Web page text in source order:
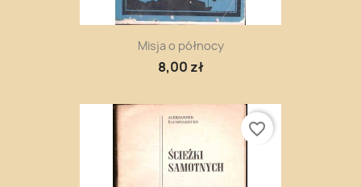
Misja o północy
8,00 zł
favorite_border